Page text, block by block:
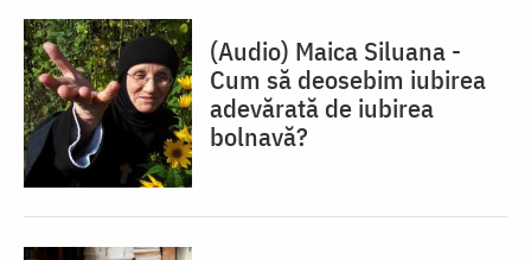
(Audio) Maica Siluana -
Cum să deosebim iubirea
adevărată de iubirea
bolnavă?